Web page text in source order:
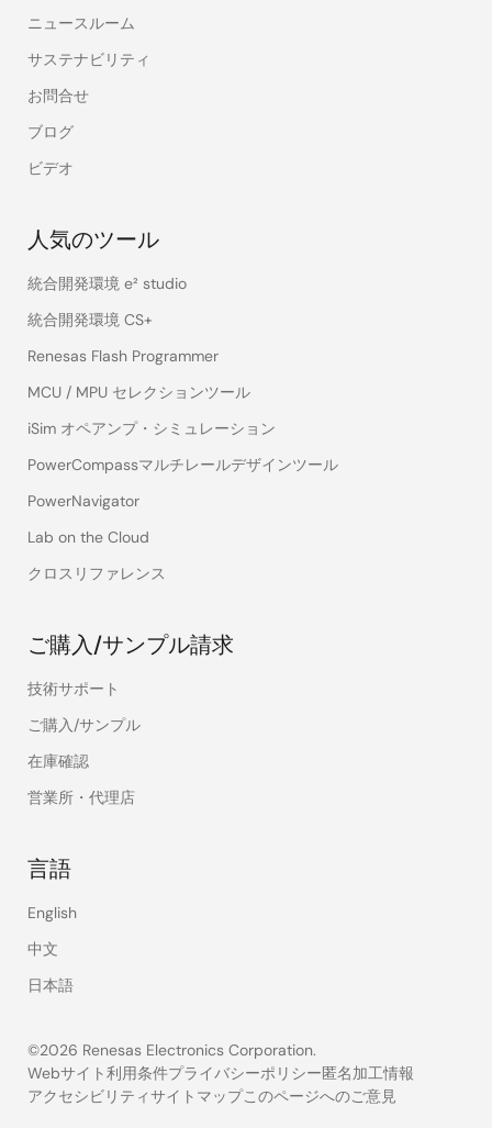
ニュースルーム
サステナビリティ
お問合せ
ブログ
ビデオ
人気のツール
統合開発環境 e² studio
統合開発環境 CS+
Renesas Flash Programmer
MCU / MPU セレクションツール
iSim オペアンプ・シミュレーション
PowerCompassマルチレールデザインツール
PowerNavigator
Lab on the Cloud
クロスリファレンス
ご購入/サンプル請求
技術サポート
ご購入/サンプル
在庫確認
営業所・代理店
言語
English
中文
日本語
©2026 Renesas Electronics Corporation.
Legal
Webサイト利用条件プライバシーポリシー匿名加工情報
アクセシビリティサイトマップこのページへのご意見